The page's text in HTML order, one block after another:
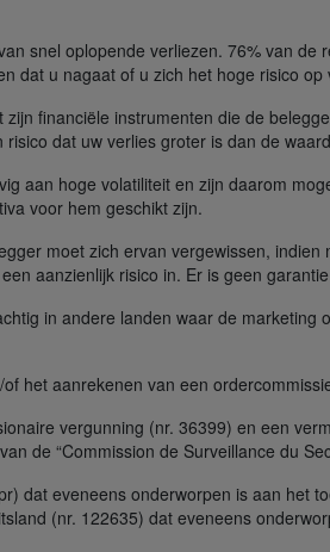
snel oplopende verliezen. 76% van de
dat u nagaat of u zich het hoge risico
financiële instrumenten die de
dat uw verlies groter is dan de
aan hoge volatiliteit en zijn daarom
voor hem geschikt zijn.
moet zich ervan vergewissen, indien
aanzienlijk risico in. Er is geen
in andere landen waar de marketing
het aanrekenen van een
vergunning (nr. 36399) en een
de “Commission de Surveillance du
dat eveneens onderworpen is aan het
(nr. 122635) dat eveneens